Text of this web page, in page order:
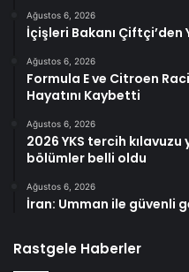
Ağustos 6, 2026
İçişleri Bakanı Çiftçi’den
Ağustos 6, 2026
Formula E ve Citroen
Hayatını Kaybetti
Ağustos 6, 2026
2026 YKS tercih kılavuzu
bölümler belli oldu
Ağustos 6, 2026
İran: Umman ile güvenli
Rastgele Haberler